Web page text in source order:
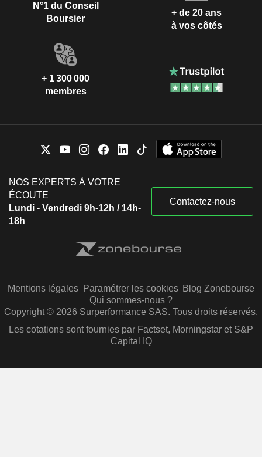
N°1 du Conseil
Boursier
+ de 20 ans
à vos côtés
+ 1 300 000
membres
NOS EXPERTS À VOTRE
ÉCOUTE
Lundi - Vendredi 9h-12h / 14h-
18h
Contactez-nous
Mentions légales Paramétrer les cookies Blog Zonebourse
Qui sommes-nous ?
Copyright © 2026 Surperformance SAS. Tous droits réservés.
Les cotations sont fournies par Factset, Morningstar et S&P
Capital IQ